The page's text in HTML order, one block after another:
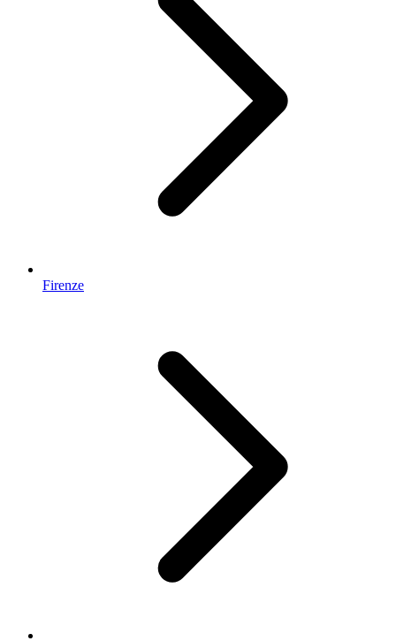
Firenze